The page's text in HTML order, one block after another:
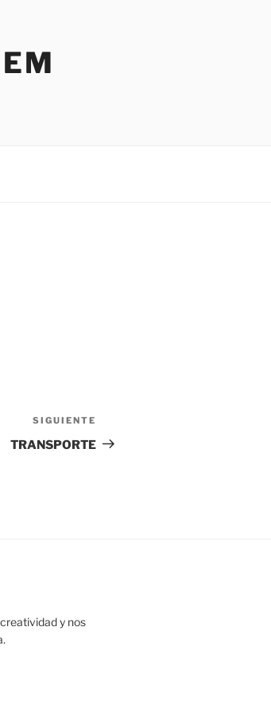
entrada
SIGUIENTE
TRANSPORTE
y nos